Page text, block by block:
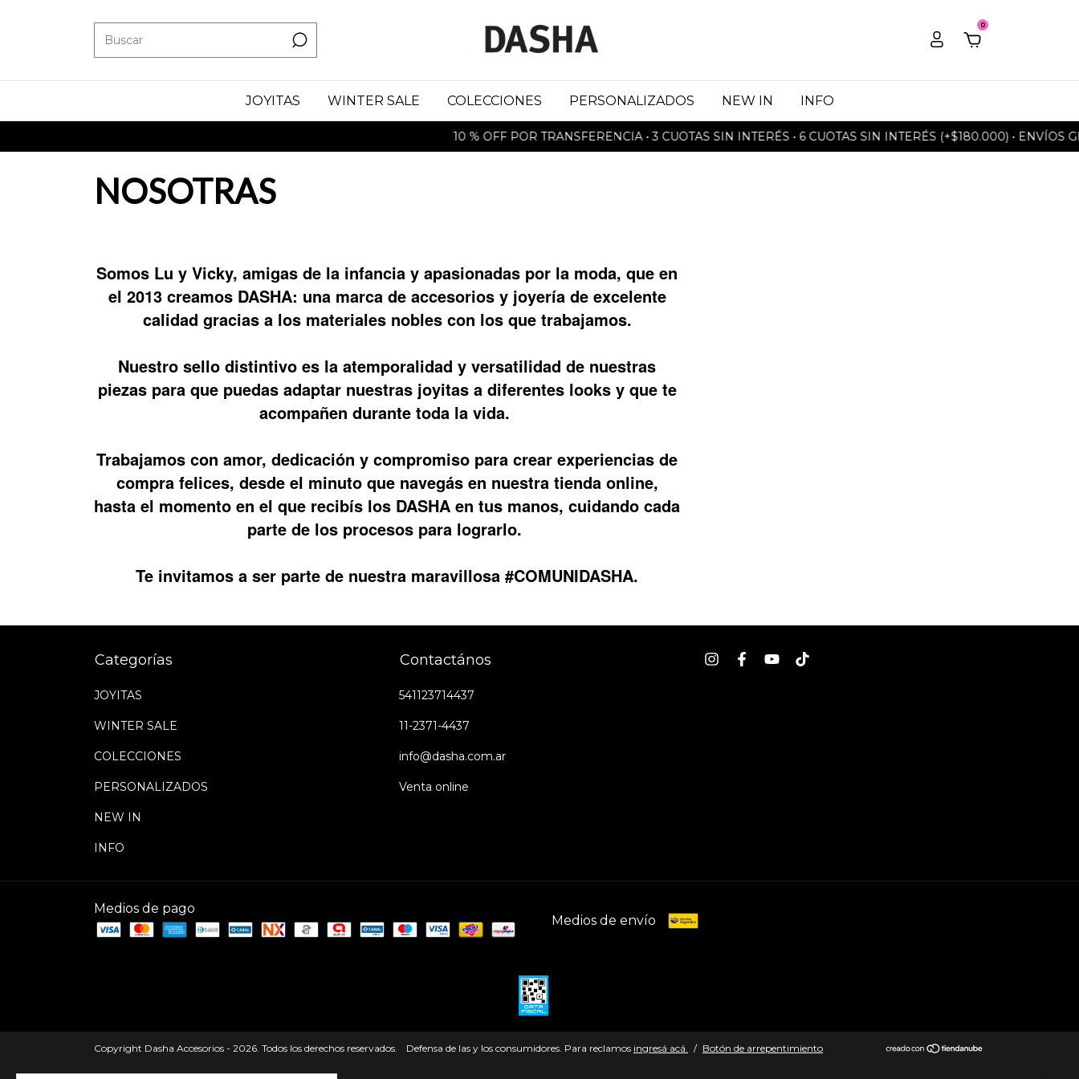
0
JOYITAS WINTER SALE COLECCIONES PERSONALIZADOS NEW IN INFO
10 % OFF POR TRANSFERENCIA • 3 CUOTAS SIN INTERÉS • 6 CUOTAS SIN INTERÉS (+$180.000) • ENVÍOS
NOSOTRAS
Somos Lu y Vicky, amigas de la infancia y apasionadas por la moda, que en
el 2013 creamos DASHA: una marca de accesorios y joyería de excelente
calidad gracias a los materiales nobles con los que trabajamos.
Nuestro sello distintivo es la atemporalidad y versatilidad de nuestras
piezas para que puedas adaptar nuestras joyitas a diferentes looks y que te
acompañen durante toda la vida.
Trabajamos con amor, dedicación y compromiso para crear experiencias de
compra felices, desde el minuto que navegás en nuestra tienda online,
hasta el momento en el que recibís los DASHA en tus manos, cuidando cada
parte de los procesos para lograrlo.
Te invitamos a ser parte de nuestra maravillosa #COMUNIDASHA.
Categorías
JOYITAS
WINTER SALE
COLECCIONES
PERSONALIZADOS
NEW IN
INFO
Contactános
541123714437
11-2371-4437
info@dasha.com.ar
Venta online
Medios de pago
Medios de envío
Copyright Dasha Accesorios - 2026. Todos los derechos reservados. Defensa de las y los consumidores. Para reclamos ingresá acá. / Botón de arrepentimiento